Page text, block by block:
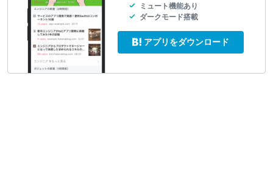
ミュート機能あり
ダークモード搭載
アプリをダウンロード